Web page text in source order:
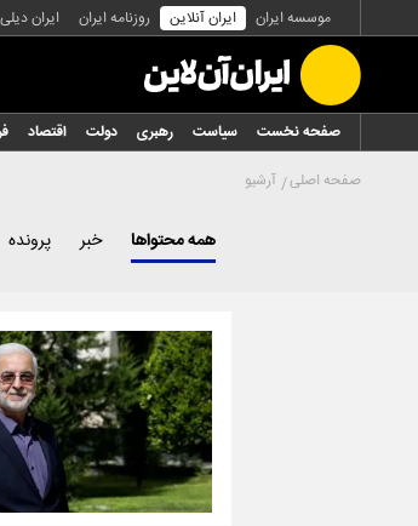
موسسه ایران ایران آنلاین روزنامه ایران ایران دیلی
صفحه نخست سیاست رهبری دولت اقتصاد
صفحه اصلی آرشیو
همه محتواها خبر پرونده